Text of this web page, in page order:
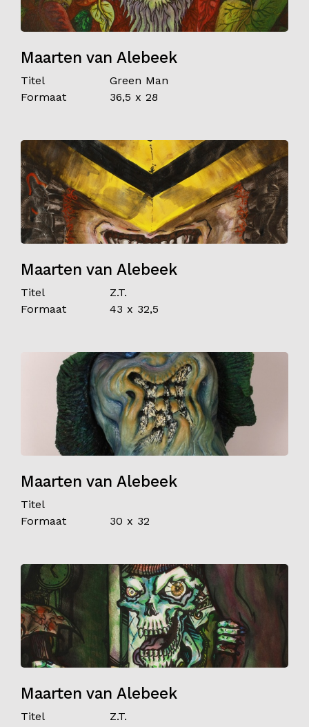
Maarten van Alebeek
Titel
Green Man
Formaat
36,5 x 28
Maarten van Alebeek
Titel
Z.T.
Formaat
43 x 32,5
Maarten van Alebeek
Titel
Formaat
30 x 32
Maarten van Alebeek
Titel
Z.T.